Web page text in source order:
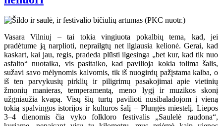
Vasara Vilniuj – tai tokia vingiuota pokalbių tema, kad, jei
pradėtume ją narplioti, neprailgtų net ilgiausia kelionė. Gerai, kad
kaskart, kai jau, regis, pradeda plūsti ilgesinga „bet kur, kad tik nuo
asfalto“ nuotaika, vis pasitaiko, kad pavilioja kokia tolima šalis,
sužavi savo mėlynomis kalvomis, tik iš nuogirdų pažįstama kalba, o
iš ten parvykusių pirklių ir piligrimų pasakojimai apie vietinių
žmonių manieras, temperamentą, meno lygį ir muzikos skonį
užgniaužia kvapą. Visų šių turtų pavilioti nusibaladojom į vieną
tokią spalvingos istorijos ir kultūros šalį – Plungės miestelį. Liepos
3–4 dienomis čia vyko folkloro festivalis „Saulelė raudona“,